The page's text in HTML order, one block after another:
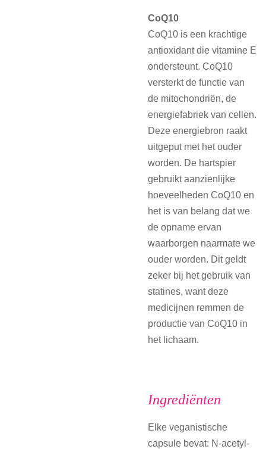
CoQ10
CoQ10 is een krachtige
antioxidant die vitamine E
ondersteunt. CoQ10
versterkt de functie van
de mitochondriën, de
energiefabriek van cellen.
Deze energiebron raakt
uitgeput met het ouder
worden. De hartspier
gebruikt aanzienlijke
hoeveelheden CoQ10 en
het is van belang dat we
de opname ervan
waarborgen naarmate we
ouder worden. Dit geldt
zeker bij het gebruik van
statines, want deze
medicijnen remmen de
productie van CoQ10 in
het lichaam.
Ingrediënten
Elke veganistische
capsule bevat: N-acetyl-